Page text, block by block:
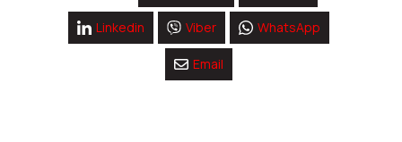
Linkedin Viber WhatsApp
Email